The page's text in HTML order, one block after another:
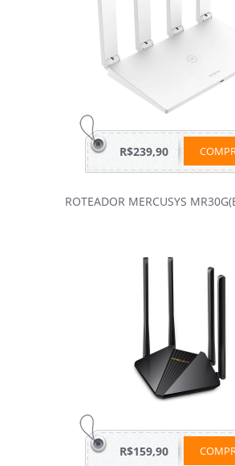
R$239,90
ROTEADOR MERCUSYS
R$159,90